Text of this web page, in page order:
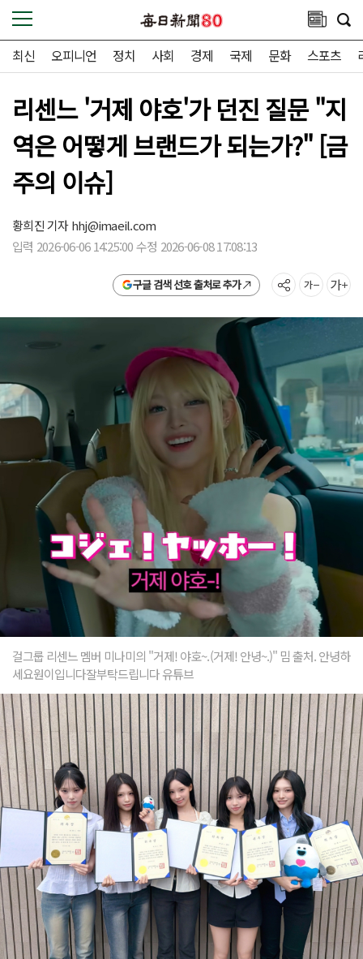
최신 오피니언 정치 사회 경제 국제 문화 스포츠
리센느 '거제 야호'가 던진 질문 "지
역은 어떻게 브랜드가 되는가?" [금
주의 이슈]
황희진 기자hhj@imaeil.com
입력 2026-06-06 14:25:00 수정 2026-06-08 17:08:13
구글 검색 선호 출처로 추가
걸그룹 리센느 멤버 미나미의 "거제! 야호~.(거제! 안녕~.)" 밈 출처. 안녕하
세요원이입니다잘부탁드립니다 유튜브